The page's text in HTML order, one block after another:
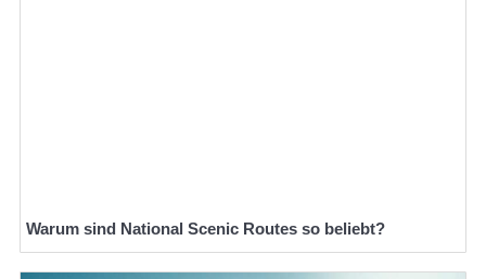
Warum sind National Scenic Routes so beliebt?